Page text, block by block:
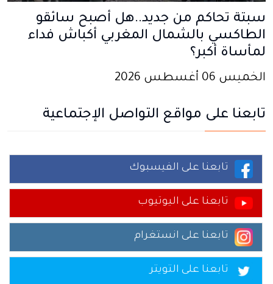
سبتة تحاكم من جديد..هل أصبح سائقو
الطاكسي بالشمال المغربي أكباش فداء
لمأساة أكبر؟
الخميس 06 أغسطس 2026
تابعنا على مواقع التواصل الإجتماعية
تابعنا على الفيسبوك
تابعنا على اليوتيوب
تابعنا على انستغرام
تابعنا على التويتر